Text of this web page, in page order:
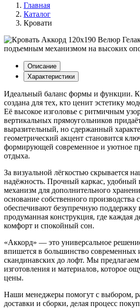
Главная
Каталог
Кровати
Описание
Характеристики
Идеальный баланс формы и функции.
создана для тех, кто ценит эстетику
Её высокое изголовье с ритмичным
вертикальных прямоугольников
выразительный, но сдержанный
геометрический акцент становится
формирующей современное и уютное
отдыха.
За визуальной лёгкостью скрывается
надёжность. Прочный каркас,
механизм для дополнительного
основание собственного производства
обеспечивают безупречную поддержку
продуманная конструкция, где каждая
комфорт и спокойный сон.
«Аккорд» — это универсальное
впишется в большинство современных
скандинавских до лофт. Мы предлагаем
изготовления и материалов, которое
цены.
Наши менеджеры помогут с выбором,
доставки и сборки, делая процесс